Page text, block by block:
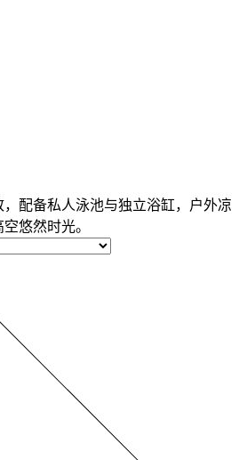
配备私人泳池与独立浴缸，户外凉
悠然时光。